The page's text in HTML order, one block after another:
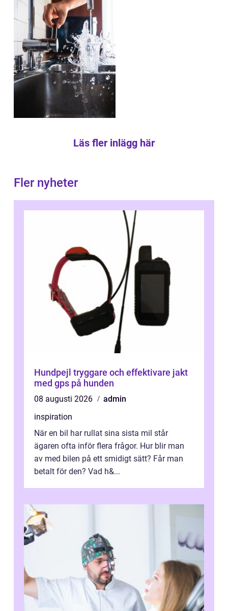
Läs fler inlägg här
Fler nyheter
Hundpejl tryggare och effektivare jakt
med gps på hunden
08 augusti 2026
admin
inspiration
När en bil har rullat sina sista mil står
ägaren ofta inför flera frågor. Hur blir man
av med bilen på ett smidigt sätt? Får man
betalt för den? Vad h&...